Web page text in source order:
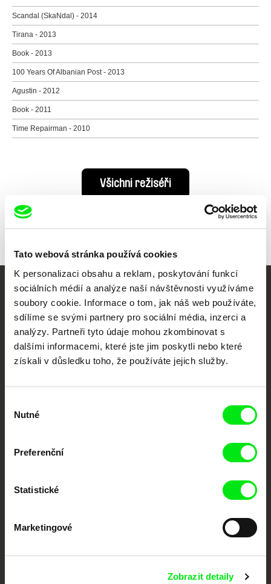
Tato webová stránka používá cookies
K personalizaci obsahu a reklam, poskytování funkcí
sociálních médií a analýze naší návštěvnosti využíváme
soubory cookie. Informace o tom, jak náš web používáte,
sdílíme se svými partnery pro sociální média, inzerci a
analýzy. Partneři tyto údaje mohou zkombinovat s
dalšími informacemi, které jste jim poskytli nebo které
získali v důsledku toho, že používáte jejich služby.
souhlasu
Nutné
Preferenční
Statistické
Marketingové
Zobrazit detaily
Scandal (SkaNdal) - 2014
Tirana - 2013
Book - 2013
100 Years Of Albanian Post - 2013
Agustin - 2012
Book - 2011
Time Repairman - 2010
Všichni režiséři
Vaše online
dokumentární kino
Nové festivalové filmy
každý týden
festivalů dokumentárního filmu sdružených do Doc Alliance. Naším cílem je
posouvat hranice dokumentárního filmu, propagovat jeho rozmanitost a
Against Gravity